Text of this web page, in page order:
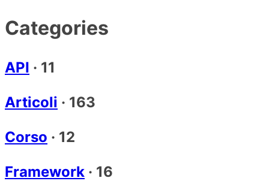
Categories
API · 11
Articoli · 163
Corso · 12
Framework · 16